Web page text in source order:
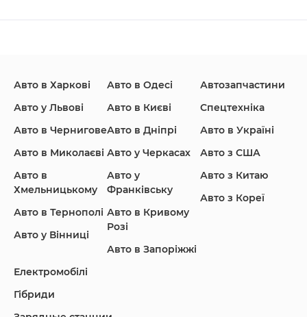
Honda Hyundai
Infiniti Jaguar Jeep
Land Rover
Авто в Харкові
Авто у Львові
Авто в Чернигове
Авто в Миколаєві
Авто в
Хмельницькому
Авто в Тернополі
Авто у Вінниці
Авто в Одесі
Авто в Києві
Авто в Дніпрі
Авто у Черкасах
Авто у
Франківську
Авто в Кривому
Розі
Авто в Запоріжжі
Автозапчастини
Спецтехніка
Авто в Україні
Авто з США
Авто з Китаю
Авто з Кореї
Електромобілі
Гібриди